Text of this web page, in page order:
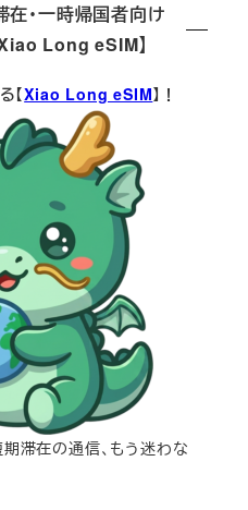
在・一時帰国者向け
Long eSIM】
【Xiao Long eSIM】！
滞在の通信、もう迷わな